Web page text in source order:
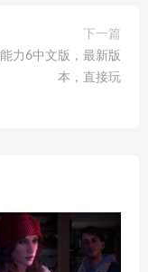
下一篇
力6中文版，最新版
本，直接玩